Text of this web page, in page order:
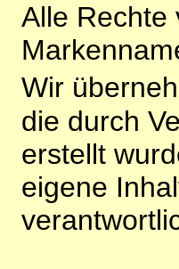
Alle Rechte
Wir
die durch
erstellt
eigene